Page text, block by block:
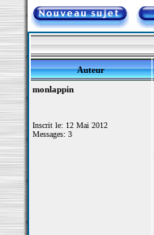
Auteur
monlappin
Inscrit le: 12 Mai 2012
Messages: 3